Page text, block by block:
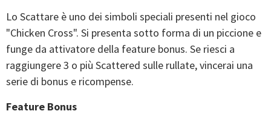
Lo Scattare è uno dei simboli speciali presenti nel gioco
"Chicken Cross". Si presenta sotto forma di un piccione e
funge da attivatore della feature bonus. Se riesci a
raggiungere 3 o più Scattered sulle rullate, vincerai una
serie di bonus e ricompense.
Feature Bonus